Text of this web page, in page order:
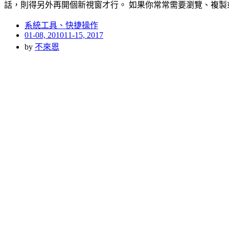
話，則得另外再開個新視窗才行。 如果你常常需要瀏覽、複
系統工具、快捷操作
Posted
on
01-08, 201011-15, 2017
by 不來恩